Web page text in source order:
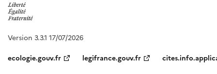
Version 3.3.1 17/07/2026
ecologie.gouv.fr
legifrance.gouv.fr